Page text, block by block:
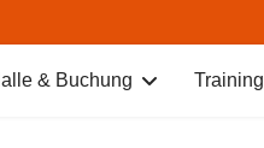
& Buchung Training